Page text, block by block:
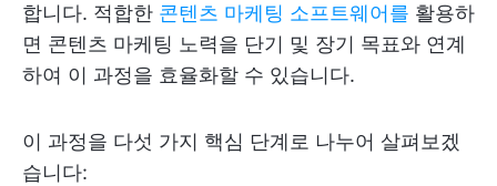
합니다. 적합한 콘텐츠 마케팅 소프트웨어를 활용하
면 콘텐츠 마케팅 노력을 단기 및 장기 목표와 연계
하여 이 과정을 효율화할 수 있습니다.
이 과정을 다섯 가지 핵심 단계로 나누어 살펴보겠
습니다: